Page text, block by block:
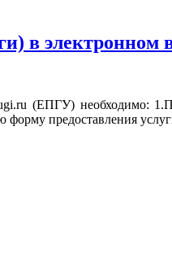
в электронном
(ЕПГУ) необходимо:
предоставления